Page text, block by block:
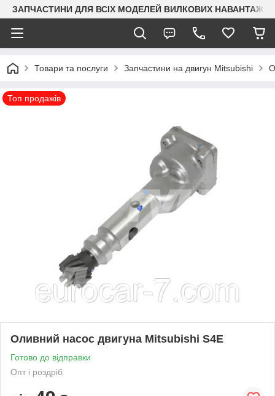
ЗАПЧАСТИНИ ДЛЯ ВСІХ МОДЕЛЕЙ ВИЛКОВИХ
Товари та послуги Запчастини на двигун Mitsubishi
Топ продажів
Оливний насос двигуна Mitsubishi S4E
Готово до відправки
Опт і роздріб